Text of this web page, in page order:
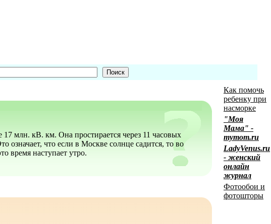
млн. кВ. км. Она простирается через 11 часовых
означает, что если в Москве солнце садится, то во
время наступает утро.
Как помочь
ребенку при
насморке
"Моя
Мама" -
mymom.ru
LadyVenus.ru
- женский
онлайн
журнал
Фотообои и
фотошторы